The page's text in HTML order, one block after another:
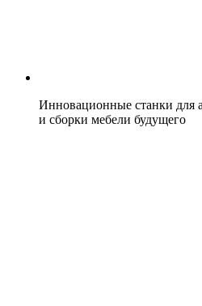
Инновационные станки для
и сборки мебели будущего